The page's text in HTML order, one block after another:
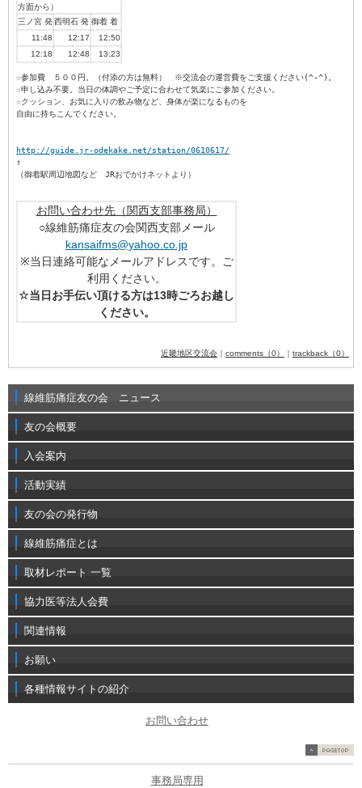
方面から）
三ノ宮 発西明石 発 御着 着
11:48
12:17
12:50
12:18
12:48 13:23
☆参加費　５００円。（付添の方は無料）　※交流会の運営費をご支援ください(^-^)。
☆申し込み不要。当日の体調やご予定に合わせて気楽にご参加ください。
☆クッション、お気に入りの飲み物など、身体が楽になるものを
自由に持ちこんでください。
http://guide.jr-odekake.net/station/0610617/
↑
（御着駅周辺地図など　JRおでかけネットより）
お問い合わせ先（関西支部事務局）
○線維筋痛症友の会関西支部メール
kansaifms@yahoo.co.jp
※当日連絡可能なメールアドレスです。ご
利用ください。
☆当日お手伝い頂ける方は13時ごろお越し
ください。
近畿地区交流会 ｜ comments（0） ｜ trackback（0）
線維筋痛症友の会 ニュース
友の会概要
入会案内
活動実績
友の会の発行物
線維筋痛症とは
取材レポート 一覧
協力医等法人会費
関連情報
お願い
各種情報サイトの紹介
お問い合わせ
事務局専用